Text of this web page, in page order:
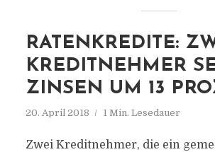
RATENKREDITE:
KREDITNEHMER
ZINSEN UM 13
20. April 2018 1 Min. Lesedauer
Zwei Kreditnehmer, die ein